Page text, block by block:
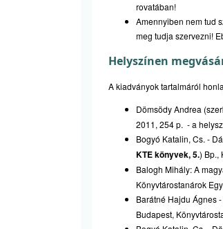
rovatában!
Amennyiben nem tud
meg tudja szervezni!
Helyszínen
A kiadványok tartalmáról
Dömsödy Andrea
2011, 254 p. - a
Bogyó Katalin, Cs. -
KTE könyvek, 5.) Bp.,
Balogh Mihály: A
Könyvtárostanárok
Barátné Hajdu Ágnes
Budapest,